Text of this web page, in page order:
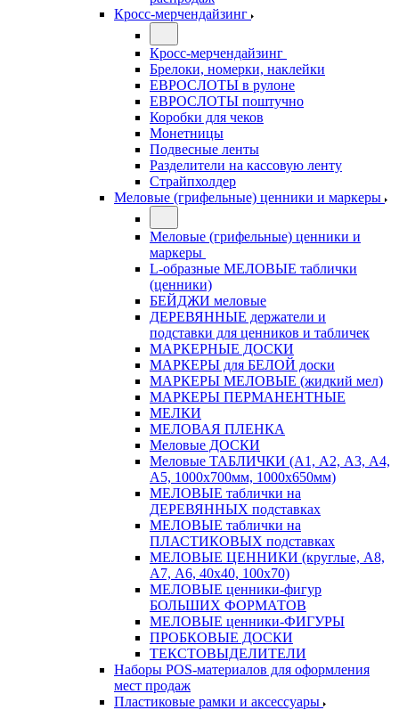
Кросс-мерчендайзинг
Кросс-мерчендайзинг
Брелоки, номерки, наклейки
ЕВРОСЛОТЫ в рулоне
ЕВРОСЛОТЫ поштучно
Коробки для чеков
Монетницы
Подвесные ленты
Разделители на кассовую ленту
Страйпхолдер
Меловые (грифельные) ценники и маркеры
Меловые (грифельные) ценники и
маркеры
L-образные МЕЛОВЫЕ таблички
(ценники)
БЕЙДЖИ меловые
ДЕРЕВЯННЫЕ держатели и
подставки для ценников и табличек
МАРКЕРНЫЕ ДОСКИ
МАРКЕРЫ для БЕЛОЙ доски
МАРКЕРЫ МЕЛОВЫЕ (жидкий мел)
МАРКЕРЫ ПЕРМАНЕНТНЫЕ
МЕЛКИ
МЕЛОВАЯ ПЛЕНКА
Меловые ДОСКИ
Меловые ТАБЛИЧКИ (А1, А2, А3, А4,
А5, 1000х700мм, 1000х650мм)
МЕЛОВЫЕ таблички на
ДЕРЕВЯННЫХ подставках
МЕЛОВЫЕ таблички на
ПЛАСТИКОВЫХ подставках
МЕЛОВЫЕ ЦЕННИКИ (круглые, А8,
А7, А6, 40х40, 100х70)
МЕЛОВЫЕ ценники-фигур
БОЛЬШИХ ФОРМАТОВ
МЕЛОВЫЕ ценники-ФИГУРЫ
ПРОБКОВЫЕ ДОСКИ
ТЕКСТОВЫДЕЛИТЕЛИ
Наборы POS-материалов для оформления
мест продаж
Пластиковые рамки и аксессуары